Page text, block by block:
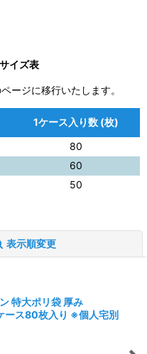
イズ表
ージに移行いたします。
1ケース入り数 (枚)
80
60
50
表示順変更
特大ポリ袋 厚み
ス80枚入り ※個人宅別